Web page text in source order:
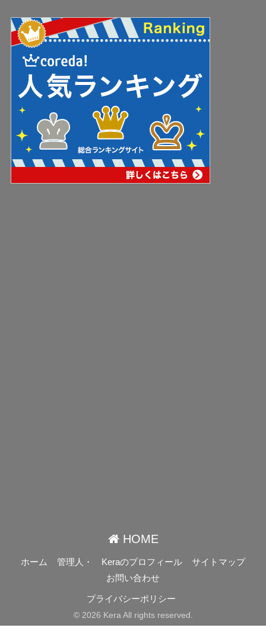
HOME
ホーム 管理人・ Keraのプロフィール
サイトマップ
お問い合わせ
プライバシーポリシー
© 2026 Kera All rights reserved.